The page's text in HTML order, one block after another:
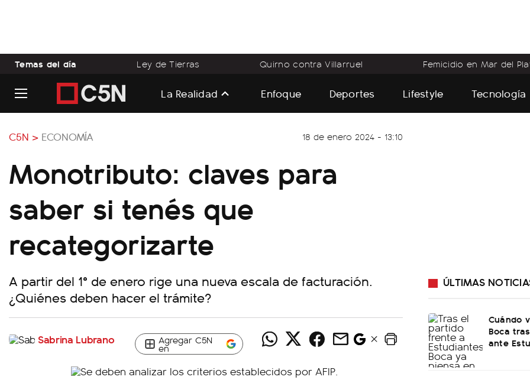
Temas del día Ley de Tierras Quirno contra Villarruel Femicidio en Mar del
La Realidad Enfoque Deportes Lifestyle Tecnología
C5N > ECONOMÍA 18 de enero 2024 - 13:10
Monotributo: claves para
saber si tenés que
recategorizarte
A partir del 1° de enero rige una nueva escala de facturación.
¿Quiénes deben hacer el trámite?
Sabrina Lubrano Agregar C5N
en
ÚLTIMAS
Cuándo
Boca
ante